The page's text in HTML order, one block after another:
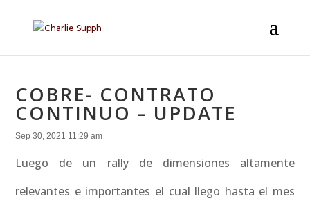
COBRE- CONTRATO
CONTINUO – UPDATE
Sep 30, 2021 11:29 am
Luego de un rally de dimensiones altamente
relevantes e importantes el cual llego hasta el mes